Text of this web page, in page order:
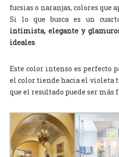
fucsias o naranjas, colores que
Si lo que busca es un
intimista, elegante y
ideales.
Este color intenso es perfecto
el color tiende hacia el violeta
que el resultado puede ser